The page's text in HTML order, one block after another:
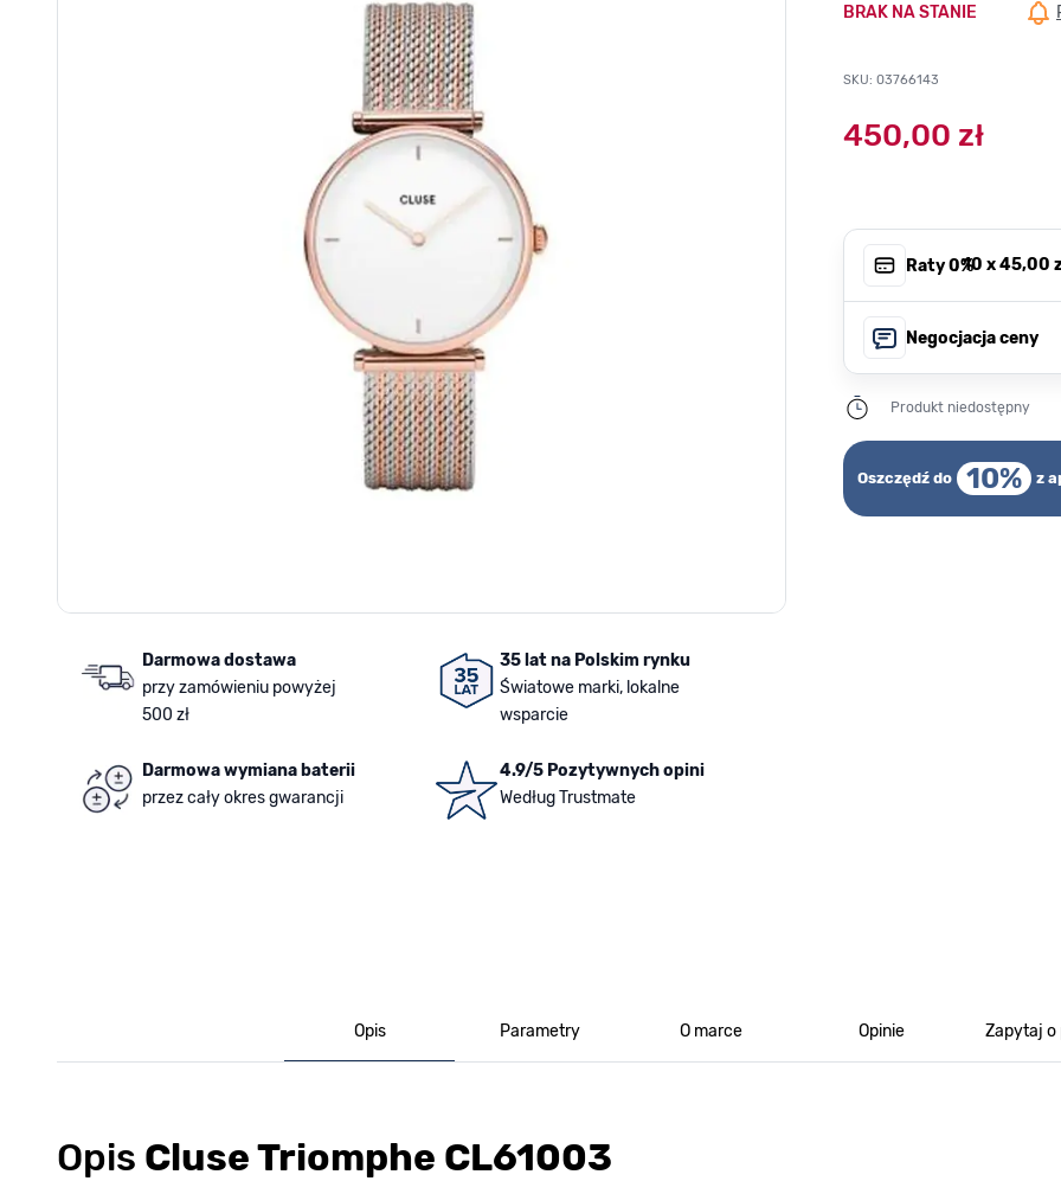
Darmowa dostawa
przy zamówieniu powyżej
500 zł
35 lat na Polskim rynku
Światowe marki, lokalne
wsparcie
Darmowa wymiana baterii
przez cały okres gwarancji
4.9/5 Pozytywnych opini
Według Trustmate
BRAK NA STANIE
SKU: 03766143
450,00 zł
Raty 0%, 10 x45,00
Negocjacja ceny
Produkt niedostępny
Oszczędź do 10% z
Opis Parametry O marce Opinie Zapytaj o
Opis Cluse Triomphe CL61003